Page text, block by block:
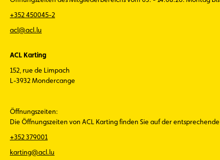
+352 450045-2
acl@acl.lu
ACL Karting
152, rue de Limpach
L-3932 Mondercange
Öffnungszeiten:
Die Öffnungszeiten von ACL Karting finden Sie auf der
+352 379001
karting@acl.lu